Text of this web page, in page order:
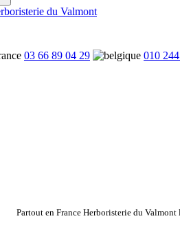
03 66 89 04 29
010
Partout en France Herboristerie du